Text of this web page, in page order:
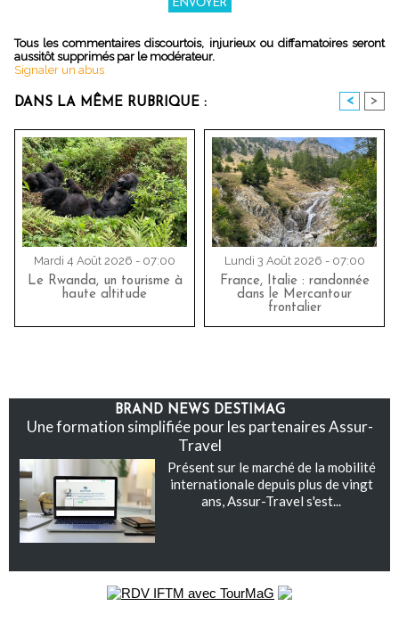
Tous les commentaires discourtois, injurieux ou diffamatoires seront
aussitôt supprimés par le modérateur.
Signaler un abus
DANS LA MÊME RUBRIQUE : < >
Mardi 4 Août 2026 - 07:00
Le Rwanda, un tourisme à
haute altitude
Lundi 3 Août 2026 - 07:00
France, Italie : randonnée
dans le Mercantour
frontalier
BRAND NEWS DESTIMAG
Une formation simplifiée pour les partenaires Assur-
Travel
Présent sur le marché de la mobilité
internationale depuis plus de vingt
ans, Assur-Travel s'est...